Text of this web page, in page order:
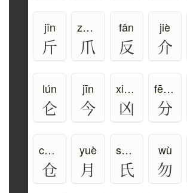
jīn
斤
zhǎo、zhuǎ
爪
fǎn
反
jiè
介
lún
仑
jīn
今
xiōng
凶
fēn、fèn
分
cāng
仓
yuè
月
shì、zhī
氏
wù
勿